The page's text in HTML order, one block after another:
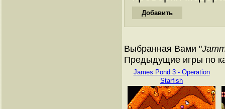
Выбранная Вами "
Предыдущие игры по
James Pond 3 - Operation
Starfish